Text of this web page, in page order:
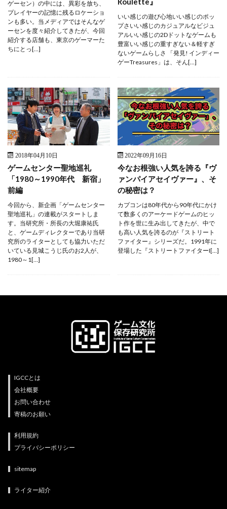
ゲーセン）の中には、異彩を放ち、
プレイヤーの記憶に残るロケーショ
ンも多い。当メディアではそんなゲ
ーセンを度々紹介してきたが、今回
紹介する店舗も、東京のゲーマーた
ちにとっ[…]
いい感じの遊び心地いい感じのポッ
プさいい感じのカジュアルなビジュ
アルいい感じの2Dドットなゲームも
豊富いい感じの重すぎない＆軽すぎ
ないゲームらしさ 「発見! インディー
ゲーTreasures」は、そん[…]
2018年04月10日
ゲームセンター聖地巡礼
「1980～1990年代 新宿」
前編
今回から、新企画「ゲームセンター
聖地巡礼」の連載がスタートしま
す。当研究所・所長の大堀康祐氏
と、ゲームディレクターであり当研
究所のライターとしても協力いただ
いている見城こうじ氏のお2人が、
1980～1[…]
2022年09月16日
今なお根強い人気を誇る『ヴ
ァンパイアセイヴァー』、そ
の秘密は？
カプコンは80年代から90年代にかけ
て数多くのアーケードゲームのヒッ
ト作を世に生み出してきたが、中で
も高い人気を誇るのが『ストリート
ファイター』シリーズだ。1991年に
登場した『ストリートファイターI[…]
IGCCとは
会社概要
お問い合わせ
寄稿のお願い
利用規約
プライバシーポリシー
sitemap
ライター紹介